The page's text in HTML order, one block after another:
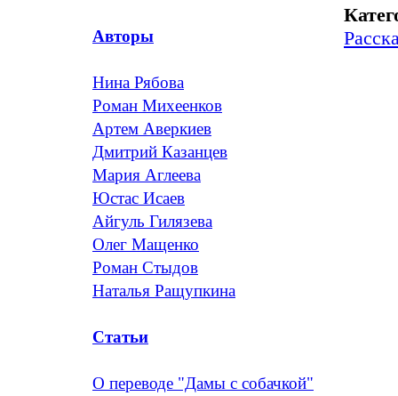
Авторы
Нина Рябова
Роман Михеенков
Артем Аверкиев
Дмитрий Казанцев
Мария Аглеева
Юстас Исаев
Айгуль Гилязева
Олег Мащенко
Роман Стыдов
Наталья Ращупкина
Статьи
О переводе "Дамы с собачкой"